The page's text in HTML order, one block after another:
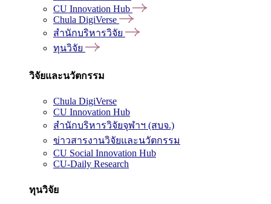
CU Innovation Hub
Chula DigiVerse
สำนักบริหารวิจัย
ทุนวิจัย
วิจัยและนวัตกรรม
Chula DigiVerse
CU Innovation Hub
สำนักบริหารวิจัยจุฬาฯ (สบจ.)
ข่าวสารงานวิจัยและนวัตกรรม
CU Social Innovation Hub
CU-Daily Research
ทุนวิจัย